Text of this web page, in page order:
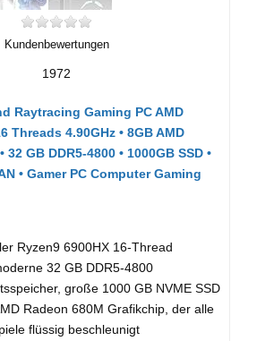
Kundenbewertungen
1972
Raytracing Gaming PC AMD
Threads 4.90GHz • 8GB AMD
32 GB DDR5-4800 • 1000GB SSD •
• Gamer PC Computer Gaming
Ryzen9 6900HX 16-Thread
32 GB DDR5-4800
große 1000 GB NVME SSD
Radeon 680M Grafikchip, der alle
flüssig beschleunigt